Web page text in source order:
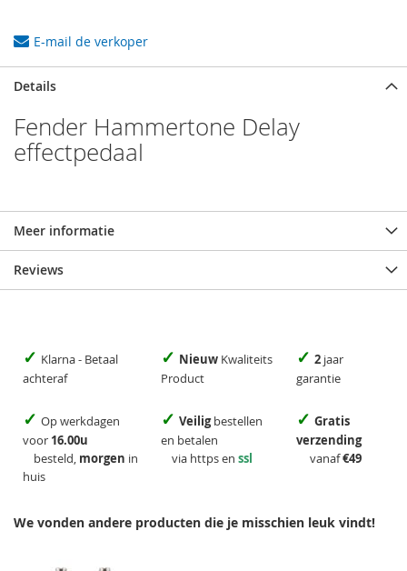
E-mail de verkoper
Details
Fender Hammertone Delay
effectpedaal
Meer informatie
Reviews
✓ Klarna - Betaal
achteraf
✓ Nieuw Kwaliteits
Product
✓ 2 jaar
garantie
✓ Op werkdagen
voor 16.00u
besteld, morgen in
huis
✓ Veiligbestellen
en betalen
via https en ssl
✓ Gratis
verzending
vanaf€49
We vonden andere producten die je misschien leuk vindt!